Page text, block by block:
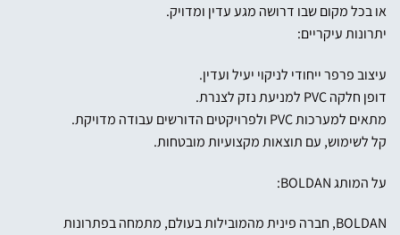
או בכל מקום שבו דרושה מגע עדין ומדויק.
יתרונות עיקריים:
עיצוב פרפר ייחודי לניקוי יעיל ועדין.
דופן חלקה PVC למניעת נזק לצנרת.
מתאים למערכות PVC ולפרויקטים הדורשים עבודה מדויקת.
קל לשימוש, עם תוצאות מקצועיות מובטחות.
על המותג BOLDAN:
BOLDAN, חברה פינית מהמובילות בעולם, מתמחה בפתרונות